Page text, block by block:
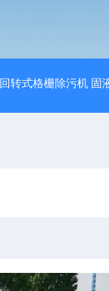
回转式格栅除污机 固